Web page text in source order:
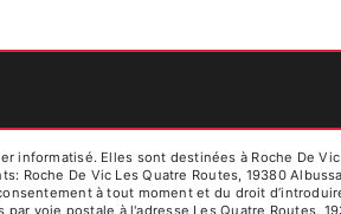
informatisé. Elles sont destinées à Roche De
De Vic Les Quatre Routes, 19380
à tout moment et du droit